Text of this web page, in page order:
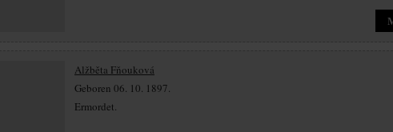
Alžběta Fňouková
Geboren 06. 10. 1897.
Ermordet.